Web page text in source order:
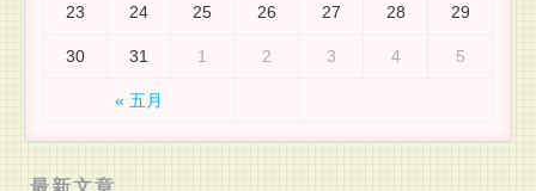
« 五月
23 24 25 26 27 28 29
30 31 1 2 3 4 5
最新文章